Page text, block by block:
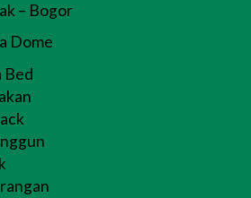
– Bogor
Dome
Bed